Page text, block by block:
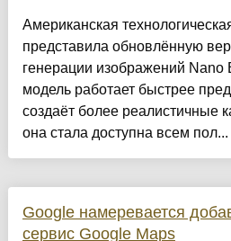
Американская
представила обновлённую
генерации изображений Nano
модель работает быстрее
создаёт более реалистичные
она стала доступна всем пол...
Google намеревается
сервис Google Maps